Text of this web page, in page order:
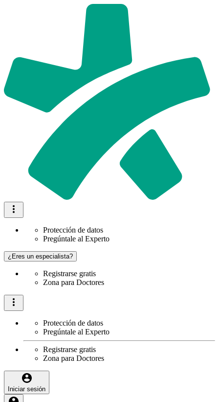
Protección de datos
Pregúntale al Experto
¿Eres un especialista?
Registrarse gratis
Zona para Doctores
Protección de datos
Pregúntale al Experto
Registrarse gratis
Zona para Doctores
Iniciar sesión